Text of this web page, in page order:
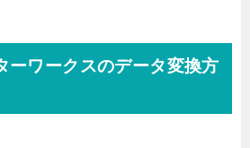
ワークスのデータ変換方